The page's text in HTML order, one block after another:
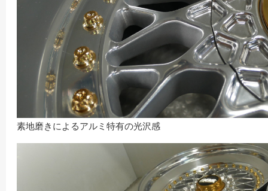
素地磨きによるアルミ特有の光沢感